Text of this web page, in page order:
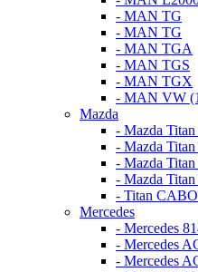
- MAN TG
- MAN TG
- MAN TGA
- MAN TGS
- MAN TGX
- MAN VW
Mazda
- Mazda
- Mazda
- Mazda
- Mazda
- Titan
Mercedes
- Mercedes
- Mercedes
- Mercedes